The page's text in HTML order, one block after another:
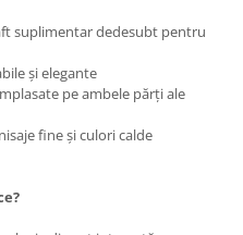
suplimentar dedesubt pentru
și elegante
pe ambele părți ale
fine și culori calde